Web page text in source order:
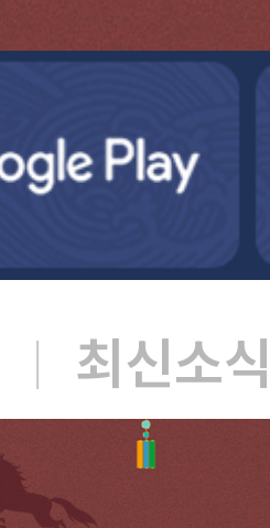
| 최신소